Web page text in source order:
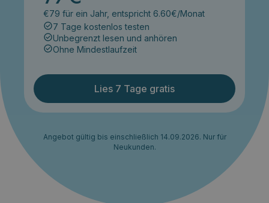
€79 für ein Jahr, entspricht 6.60€/Monat
7 Tage kostenlos testen
Unbegrenzt lesen und anhören
Ohne Mindestlaufzeit
Lies 7 Tage gratis
Angebot gültig bis einschließlich 14.09.2026. Nur für
Neukunden.